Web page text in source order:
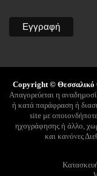
Copyright © Θεσσαλικό
Απαγορεύεται η
ή κατά παράφραση ή
site με
ηχογράφησης ή άλλο,
και κανόνες